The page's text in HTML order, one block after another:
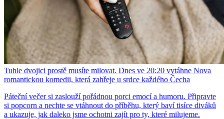
Tuhle dvojici prostě musíte milovat. Dnes ve 20:20 vytáhne Nova
romantickou komedii, která zahřeje u srdce každého Čecha
Páteční večer si zaslouží pořádnou porci emocí a humoru. Připravte
si popcorn a nechte se vtáhnout do příběhu, který baví tisíce diváků
a ukazuje, jak daleko jsme ochotni zajít pro ty, které milujeme.